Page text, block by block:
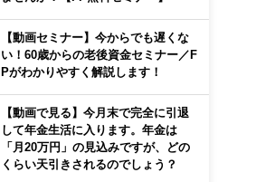
【動画セミナー】今からでも遅くな
い！60歳からの老後資金セミナー／F
Pがわかりやすく解説します！
【動画で見る】今月末で完全に引退
して年金生活に入ります。年金は
「月20万円」の見込みですが、どの
くらい天引きされるのでしょう？